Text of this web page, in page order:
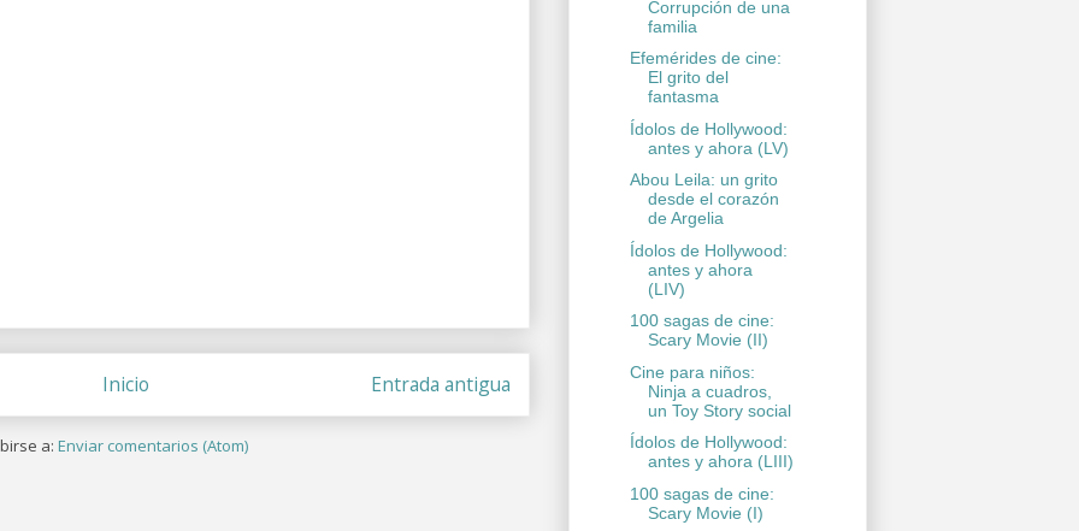
Entrada antigua
Inicio
a: Enviar comentarios (Atom)
Corrupción de una
familia
Efemérides de cine:
El grito del
fantasma
Ídolos de Hollywood:
antes y ahora (LV)
Abou Leila: un grito
desde el corazón
de Argelia
Ídolos de Hollywood:
antes y ahora
(LIV)
100 sagas de cine:
Scary Movie (II)
Cine para niños:
Ninja a cuadros,
un Toy Story social
Ídolos de Hollywood:
antes y ahora (LIII)
100 sagas de cine:
Scary Movie (I)